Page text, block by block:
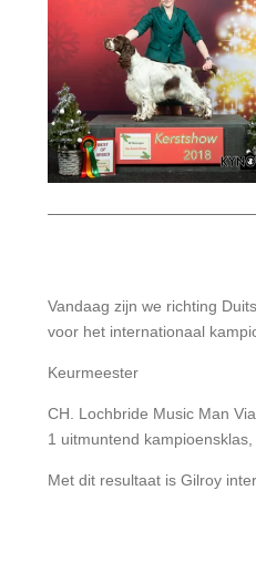
Vandaag zijn we richting
voor het internationaal
Keurmeester
CH. Lochbride Music Man
1 uitmuntend
Met dit resultaat is Gilroy